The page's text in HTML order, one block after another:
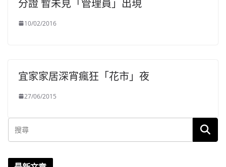
分證 暫未見「管理員」出現
10/02/2016
宜家家居深宵瘋狂「花市」夜
27/06/2015